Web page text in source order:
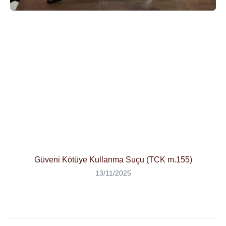
Güveni Kötüye Kullanma Suçu (TCK m.155)
13/11/2025